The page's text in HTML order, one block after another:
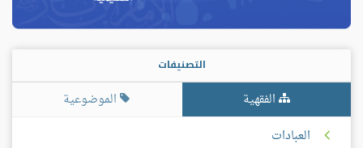
التصنيفات
الفقهية
الموضوعية
العبادات